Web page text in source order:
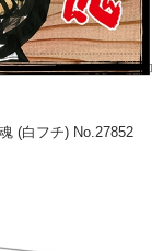
(白フチ) No.27852